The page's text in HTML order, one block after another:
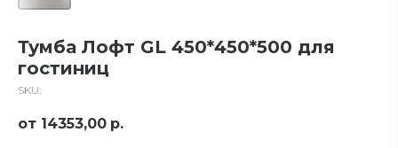
Тумба Лофт GL 450*450*500 для
гостиниц
SKU:
14353,00 р.